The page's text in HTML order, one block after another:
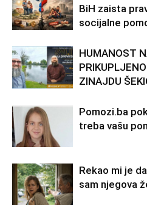
BiH zaista
socijalne
HUMANOST
ZINAJDU
Pomozi.ba
treba vašu
Rekao mi je
sam njegova